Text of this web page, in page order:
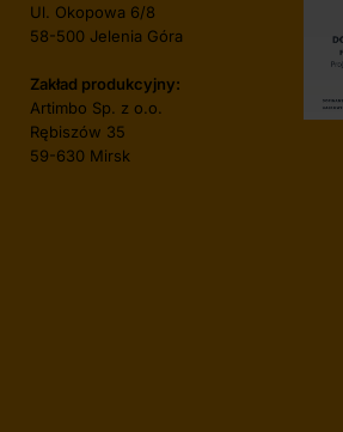
Ul. Okopowa 6/8
58-500 Jelenia Góra
Zakład produkcyjny:
Artimbo Sp. z o.o.
Rębiszów 35
59-630 Mirsk